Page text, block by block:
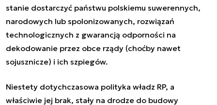
stanie dostarczyć państwu polskiemu suwerennych,
narodowych lub spolonizowanych, rozwiązań
technologicznych z gwarancją odporności na
dekodowanie przez obce rządy (choćby nawet
sojusznicze) i ich szpiegów.
Niestety dotychczasowa polityka władz RP, a
właściwie jej brak, stały na drodze do budowy